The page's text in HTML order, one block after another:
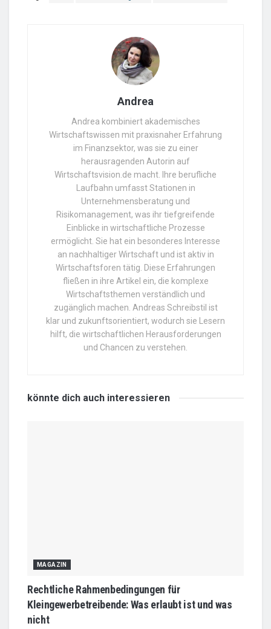
Andrea
Andrea kombiniert akademisches
Wirtschaftswissen mit praxisnaher Erfahrung
im Finanzsektor, was sie zu einer
herausragenden Autorin auf
Wirtschaftsvision.de macht. Ihre berufliche
Laufbahn umfasst Stationen in
Unternehmensberatung und
Risikomanagement, was ihr tiefgreifende
Einblicke in wirtschaftliche Prozesse
ermöglicht. Sie hat ein besonderes Interesse
an nachhaltiger Wirtschaft und ist aktiv in
Wirtschaftsforen tätig. Diese Erfahrungen
fließen in ihre Artikel ein, die komplexe
Wirtschaftsthemen verständlich und
zugänglich machen. Andreas Schreibstil ist
klar und zukunftsorientiert, wodurch sie Lesern
hilft, die wirtschaftlichen Herausforderungen
und Chancen zu verstehen.
könnte dich auch interessieren
MAGAZIN
Rechtliche Rahmenbedingungen für
Kleingewerbetreibende: Was erlaubt ist und was
nicht